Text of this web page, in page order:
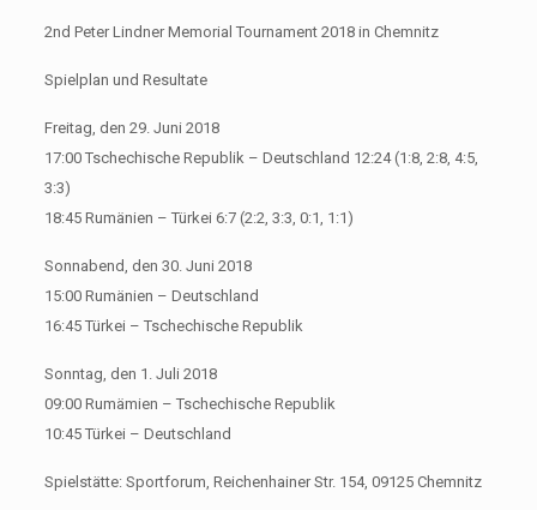
2nd Peter Lindner Memorial Tournament 2018 in Chemnitz
Spielplan und Resultate
Freitag, den 29. Juni 2018
17:00 Tschechische Republik – Deutschland 12:24 (1:8, 2:8, 4:5,
3:3)
18:45 Rumänien – Türkei 6:7 (2:2, 3:3, 0:1, 1:1)
Sonnabend, den 30. Juni 2018
15:00 Rumänien – Deutschland
16:45 Türkei – Tschechische Republik
Sonntag, den 1. Juli 2018
09:00 Rumämien – Tschechische Republik
10:45 Türkei – Deutschland
Spielstätte: Sportforum, Reichenhainer Str. 154, 09125 Chemnitz